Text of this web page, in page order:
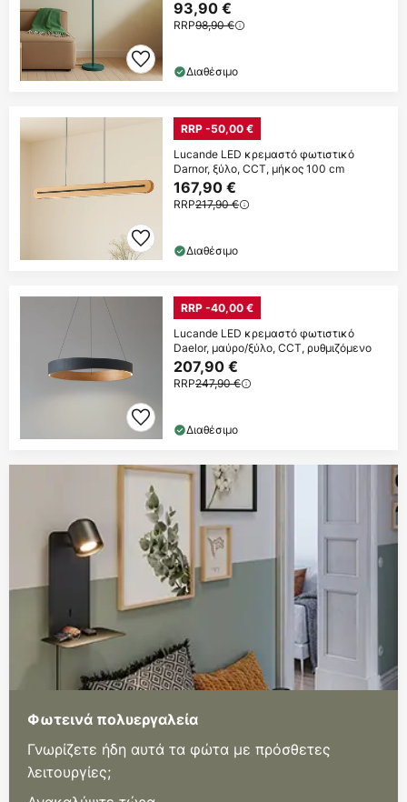
93,90 €
RRP98,90 €
Διαθέσιμο
RRP -50,00 €
Lucande LED κρεμαστό φωτιστικό
Darnor, ξύλο, CCT, μήκος 100 cm
167,90 €
RRP217,90 €
Διαθέσιμο
RRP -40,00 €
Lucande LED κρεμαστό φωτιστικό
Daelor, μαύρο/ξύλο, CCT, ρυθμιζόμενο
207,90 €
RRP247,90 €
Διαθέσιμο
Φωτεινά πολυεργαλεία
Γνωρίζετε ήδη αυτά τα φώτα με πρόσθετες
λειτουργίες;